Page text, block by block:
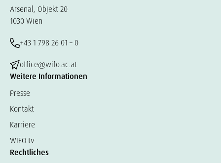
Arsenal, Objekt 20
1030 Wien
+43 1 798 26 01 – 0
office@wifo.ac.at
Weitere Informationen
Presse
Kontakt
Karriere
WIFO.tv
Rechtliches